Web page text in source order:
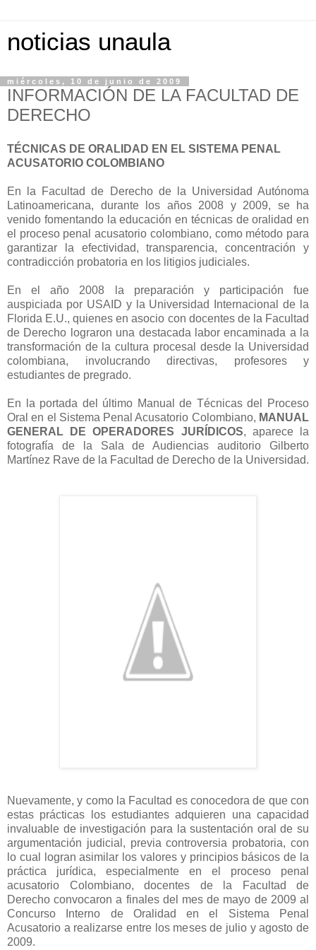
noticias unaula
miércoles, 10 de junio de 2009
INFORMACIÓN DE LA FACULTAD DE
DERECHO
TÉCNICAS DE ORALIDAD EN EL SISTEMA PENAL
ACUSATORIO COLOMBIANO
En la Facultad de Derecho de la Universidad Autónoma
Latinoamericana, durante los años 2008 y 2009, se ha
venido fomentando la educación en técnicas de oralidad en
el proceso penal acusatorio colombiano, como método para
garantizar la efectividad, transparencia, concentración y
contradicción probatoria en los litigios judiciales.
En el año 2008 la preparación y participación fue
auspiciada por USAID y la Universidad Internacional de la
Florida E.U., quienes en asocio con docentes de la Facultad
de Derecho lograron una destacada labor encaminada a la
transformación de la cultura procesal desde la Universidad
colombiana, involucrando directivas, profesores y
estudiantes de pregrado.
En la portada del último Manual de Técnicas del Proceso
Oral en el Sistema Penal Acusatorio Colombiano, MANUAL
GENERAL DE OPERADORES JURÍDICOS, aparece la
fotografía de la Sala de Audiencias auditorio Gilberto
Martínez Rave de la Facultad de Derecho de la Universidad.
Nuevamente, y como la Facultad es conocedora de que con
estas prácticas los estudiantes adquieren una capacidad
invaluable de investigación para la sustentación oral de su
argumentación judicial, previa controversia probatoria, con
lo cual logran asimilar los valores y principios básicos de la
práctica jurídica, especialmente en el proceso penal
acusatorio Colombiano, docentes de la Facultad de
Derecho convocaron a finales del mes de mayo de 2009 al
Concurso Interno de Oralidad en el Sistema Penal
Acusatorio a realizarse entre los meses de julio y agosto de
2009.